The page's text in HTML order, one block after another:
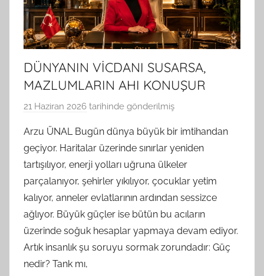
DÜNYANIN VİCDANI SUSARSA,
MAZLUMLARIN AHI KONUŞUR
21 Haziran 2026 tarihinde gönderilmiş
S
A
M
t
a
r
a
f
Arzu ÜNAL Bugün dünya büyük bir imtihandan
geçiyor. Haritalar üzerinde sınırlar yeniden
tartışılıyor, enerji yolları uğruna ülkeler
parçalanıyor, şehirler yıkılıyor, çocuklar yetim
kalıyor, anneler evlatlarının ardından sessizce
ağlıyor. Büyük güçler ise bütün bu acıların
üzerinde soğuk hesaplar yapmaya devam ediyor.
Artık insanlık şu soruyu sormak zorundadır: Güç
nedir? Tank mı,